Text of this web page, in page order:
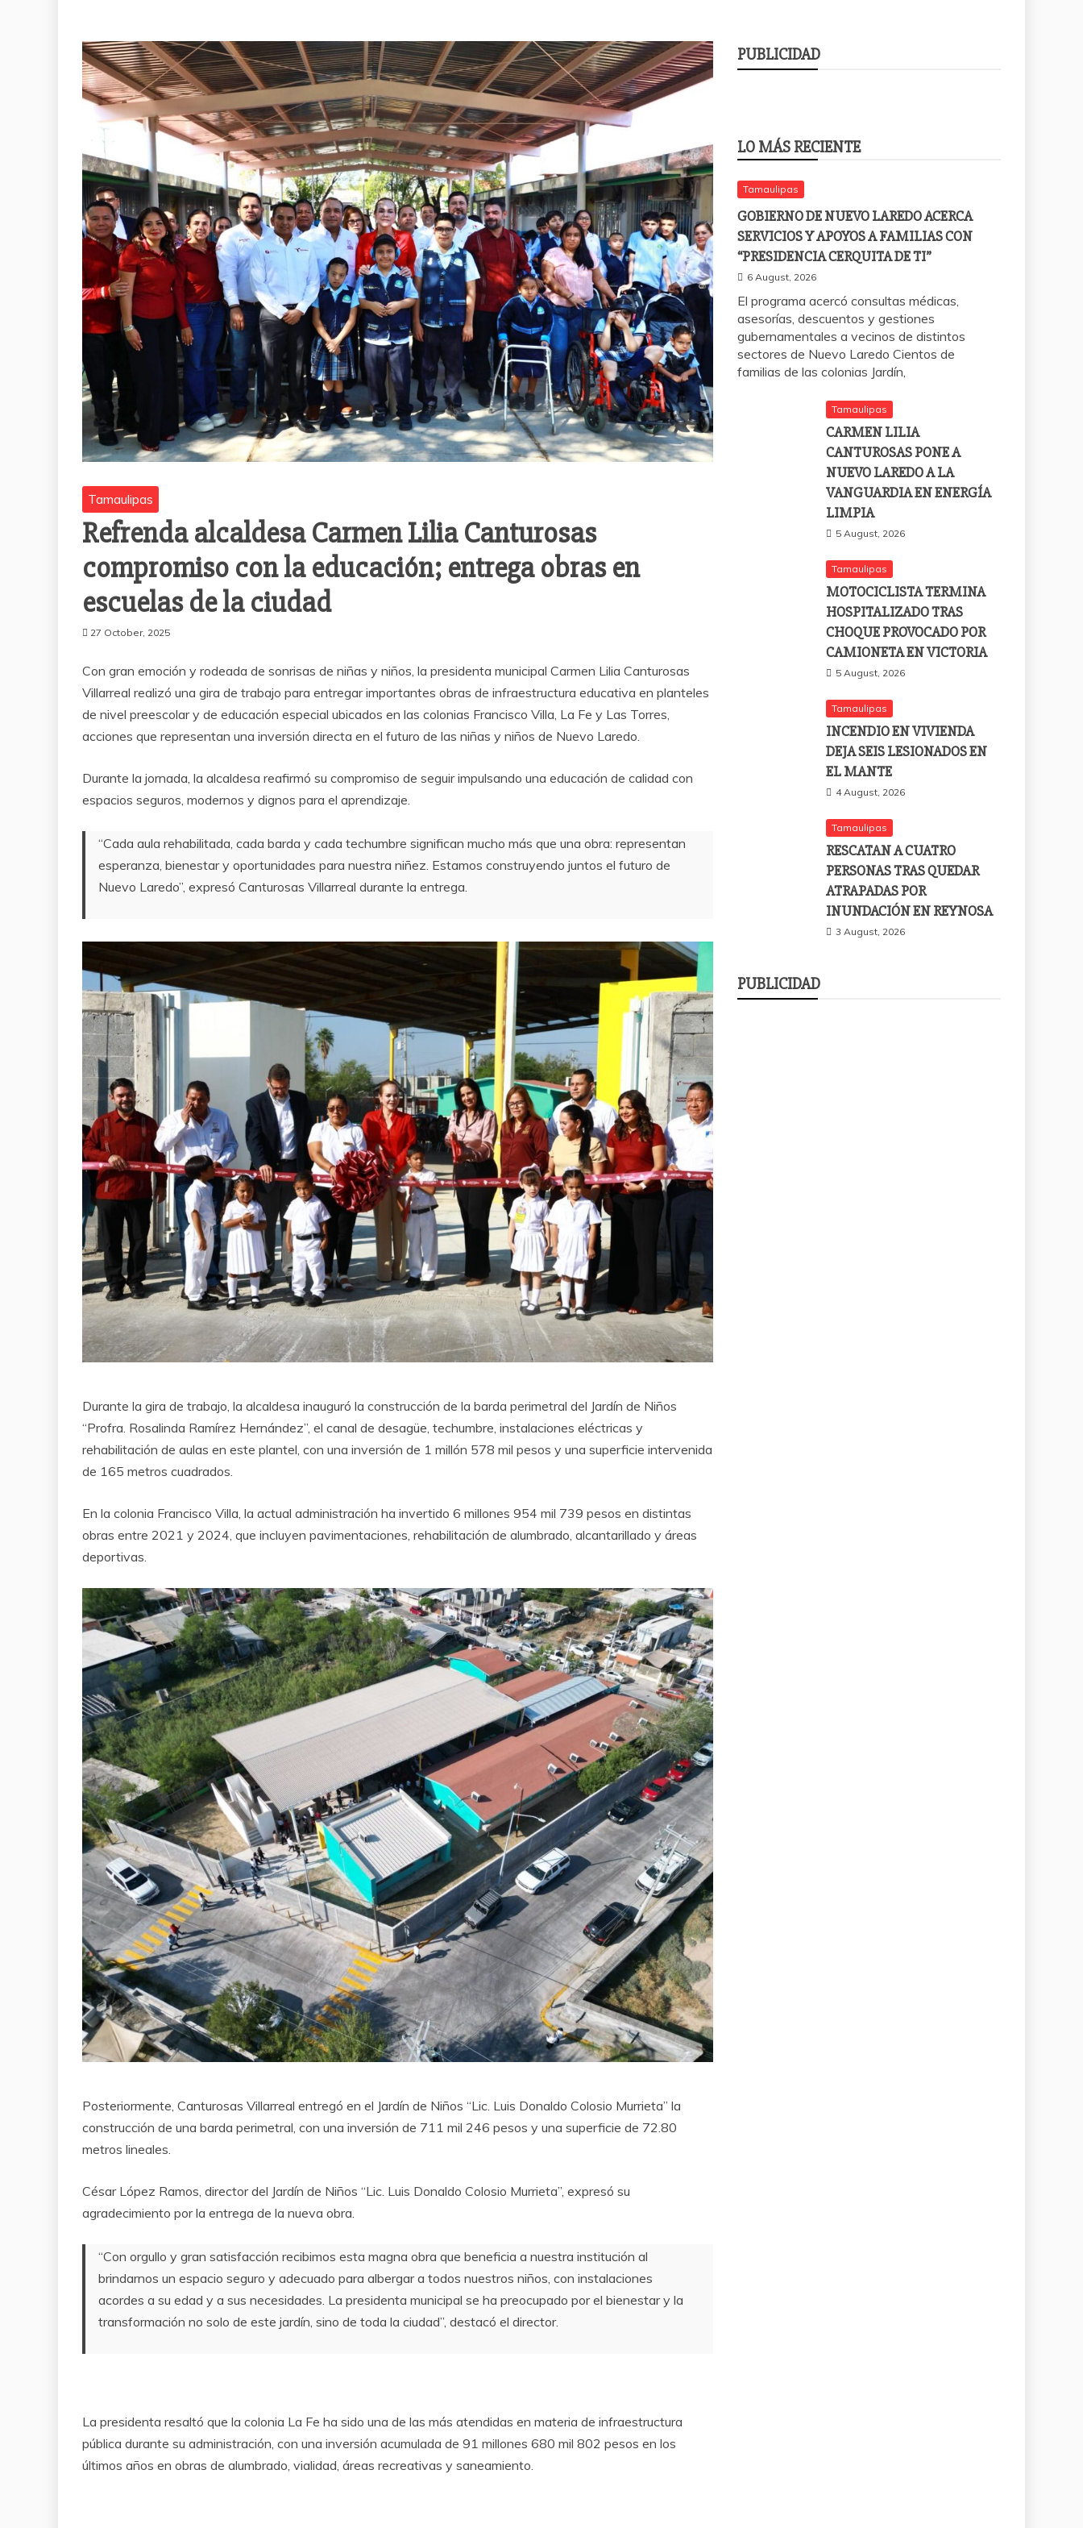
Tamaulipas
Refrenda alcaldesa Carmen Lilia Canturosas
compromiso con la educación; entrega obras en
escuelas de la ciudad
27 October, 2025
Con gran emoción y rodeada de sonrisas de niñas y niños, la presidenta municipal Carmen Lilia Canturosas
Villarreal realizó una gira de trabajo para entregar importantes obras de infraestructura educativa en planteles
de nivel preescolar y de educación especial ubicados en las colonias Francisco Villa, La Fe y Las Torres,
acciones que representan una inversión directa en el futuro de las niñas y niños de Nuevo Laredo.
Durante la jornada, la alcaldesa reafirmó su compromiso de seguir impulsando una educación de calidad con
espacios seguros, modernos y dignos para el aprendizaje.
“Cada aula rehabilitada, cada barda y cada techumbre significan mucho más que una obra: representan
esperanza, bienestar y oportunidades para nuestra niñez. Estamos construyendo juntos el futuro de
Nuevo Laredo”, expresó Canturosas Villarreal durante la entrega.
Durante la gira de trabajo, la alcaldesa inauguró la construcción de la barda perimetral del Jardín de Niños
“Profra. Rosalinda Ramírez Hernández”, el canal de desagüe, techumbre, instalaciones eléctricas y
rehabilitación de aulas en este plantel, con una inversión de 1 millón 578 mil pesos y una superficie intervenida
de 165 metros cuadrados.
En la colonia Francisco Villa, la actual administración ha invertido 6 millones 954 mil 739 pesos en distintas
obras entre 2021 y 2024, que incluyen pavimentaciones, rehabilitación de alumbrado, alcantarillado y áreas
deportivas.
Posteriormente, Canturosas Villarreal entregó en el Jardín de Niños “Lic. Luis Donaldo Colosio Murrieta” la
construcción de una barda perimetral, con una inversión de 711 mil 246 pesos y una superficie de 72.80
metros lineales.
César López Ramos, director del Jardín de Niños “Lic. Luis Donaldo Colosio Murrieta”, expresó su
agradecimiento por la entrega de la nueva obra.
“Con orgullo y gran satisfacción recibimos esta magna obra que beneficia a nuestra institución al
brindarnos un espacio seguro y adecuado para albergar a todos nuestros niños, con instalaciones
acordes a su edad y a sus necesidades. La presidenta municipal se ha preocupado por el bienestar y la
transformación no solo de este jardín, sino de toda la ciudad”, destacó el director.
La presidenta resaltó que la colonia La Fe ha sido una de las más atendidas en materia de infraestructura
pública durante su administración, con una inversión acumulada de 91 millones 680 mil 802 pesos en los
últimos años en obras de alumbrado, vialidad, áreas recreativas y saneamiento.
PUBLICIDAD
LO MÁS RECIENTE
Tamaulipas
GOBIERNO DE NUEVO LAREDO ACERCA
SERVICIOS Y APOYOS A FAMILIAS CON
“PRESIDENCIA CERQUITA DE TI”
6 August, 2026
El programa acercó consultas médicas,
asesorías, descuentos y gestiones
gubernamentales a vecinos de distintos
sectores de Nuevo Laredo Cientos de
familias de las colonias Jardín,
Tamaulipas
CARMEN LILIA
CANTUROSAS PONE A
NUEVO LAREDO A LA
VANGUARDIA EN ENERGÍA
LIMPIA
5 August, 2026
Tamaulipas
MOTOCICLISTA TERMINA
HOSPITALIZADO TRAS
CHOQUE PROVOCADO POR
CAMIONETA EN VICTORIA
5 August, 2026
Tamaulipas
INCENDIO EN VIVIENDA
DEJA SEIS LESIONADOS EN
EL MANTE
4 August, 2026
Tamaulipas
RESCATAN A CUATRO
PERSONAS TRAS QUEDAR
ATRAPADAS POR
INUNDACIÓN EN REYNOSA
3 August, 2026
PUBLICIDAD